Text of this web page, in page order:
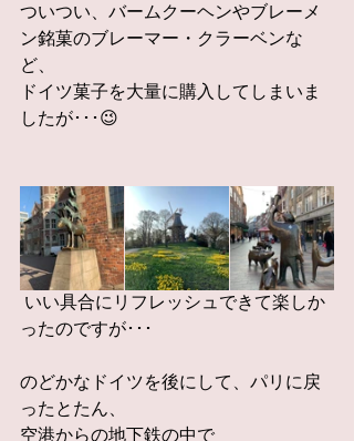
ついつい、バームクーヘンやブレーメ
ン銘菓のブレーマー・クラーベンな
ど、
ドイツ菓子を大量に購入してしまいま
したが･･･😉
ったのですが･･･
のどかなドイツを後にして、パリに戻
ったとたん、
空港からの地下鉄の中で